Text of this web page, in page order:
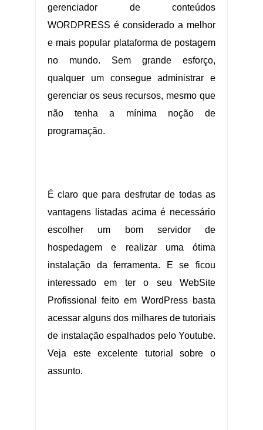
gerenciador de conteúdos
WORDPRESS é considerado a melhor
e mais popular plataforma de postagem
no mundo. Sem grande esforço,
qualquer um consegue administrar e
gerenciar os seus recursos, mesmo que
não tenha a mínima noção de
programação.
É claro que para desfrutar de todas as
vantagens listadas acima é necessário
escolher um bom servidor de
hospedagem e realizar uma ótima
instalação da ferramenta. E se ficou
interessado em ter o seu WebSite
Profissional feito em WordPress basta
acessar alguns dos milhares de tutoriais
de instalação espalhados pelo Youtube.
Veja este excelente tutorial sobre o
assunto.